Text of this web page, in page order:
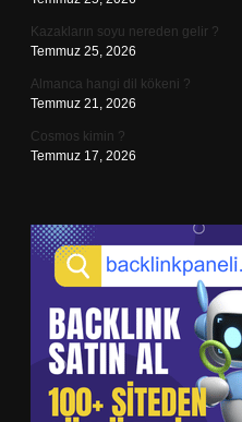
Kazakların soyu nereden gelir ?
Temmuz 25, 2026
Almanca hangi dil kökeni ?
Temmuz 21, 2026
Cosmos kimin ?
Temmuz 17, 2026